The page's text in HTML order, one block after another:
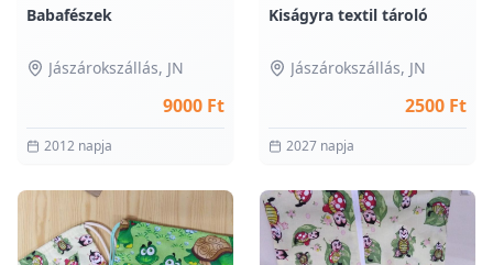
Babafészek
Jászárokszállás, JN
9000 Ft
2012 napja
Kiságyra textil tároló
Jászárokszállás, JN
2500 Ft
2027 napja
0 0